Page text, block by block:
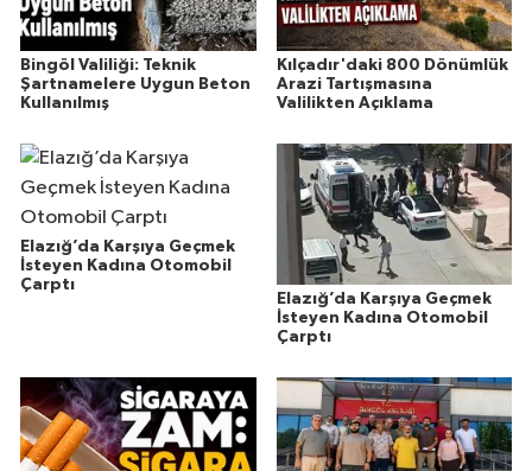
Bingöl Valiliği: Teknik
Şartnamelere Uygun Beton
Kullanılmış
Kılçadır'daki 800 Dönümlük
Arazi Tartışmasına
Valilikten Açıklama
Elazığ’da Karşıya Geçmek
İsteyen Kadına Otomobil
Çarptı
Elazığ’da Karşıya Geçmek
İsteyen Kadına Otomobil
Çarptı